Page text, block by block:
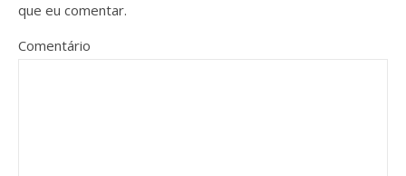
que eu comentar.
Comentário